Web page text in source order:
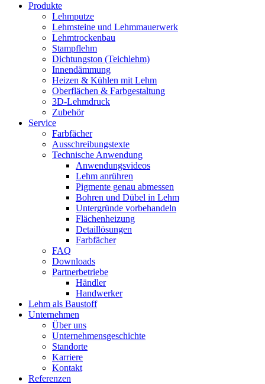
Produkte
Lehmputze
Lehmsteine und Lehmmauerwerk
Lehmtrockenbau
Stampflehm
Dichtungston (Teichlehm)
Innendämmung
Heizen & Kühlen mit Lehm
Oberflächen & Farbgestaltung
3D-Lehmdruck
Zubehör
Service
Farbfächer
Ausschreibungstexte
Technische Anwendung
Anwendungsvideos
Lehm anrühren
Pigmente genau abmessen
Bohren und Dübel in Lehm
Untergründe vorbehandeln
Flächenheizung
Detaillösungen
Farbfächer
FAQ
Downloads
Partnerbetriebe
Händler
Handwerker
Lehm als Baustoff
Unternehmen
Über uns
Unternehmensgeschichte
Standorte
Karriere
Kontakt
Referenzen